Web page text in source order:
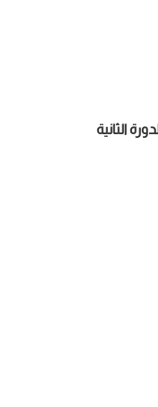
الثانية